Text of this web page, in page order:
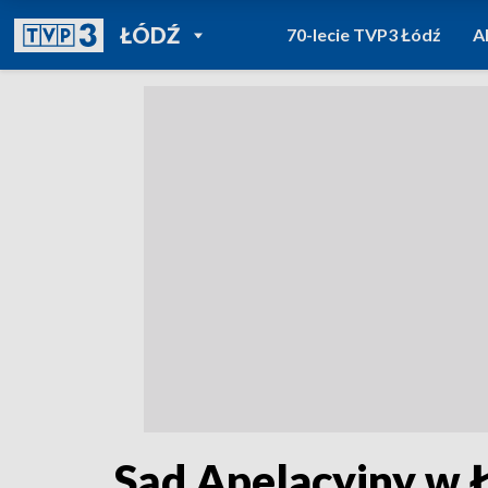
ŁÓDŹPOWRÓT DO
TVP REGIONY
70-lecie TVP3 Łódź